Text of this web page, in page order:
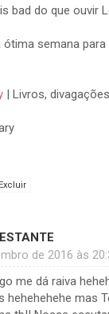
bad do que ouvir
ótima semana
| Livros,
Excluir
de 2016 às
me dá raiva
hehehehehe mas